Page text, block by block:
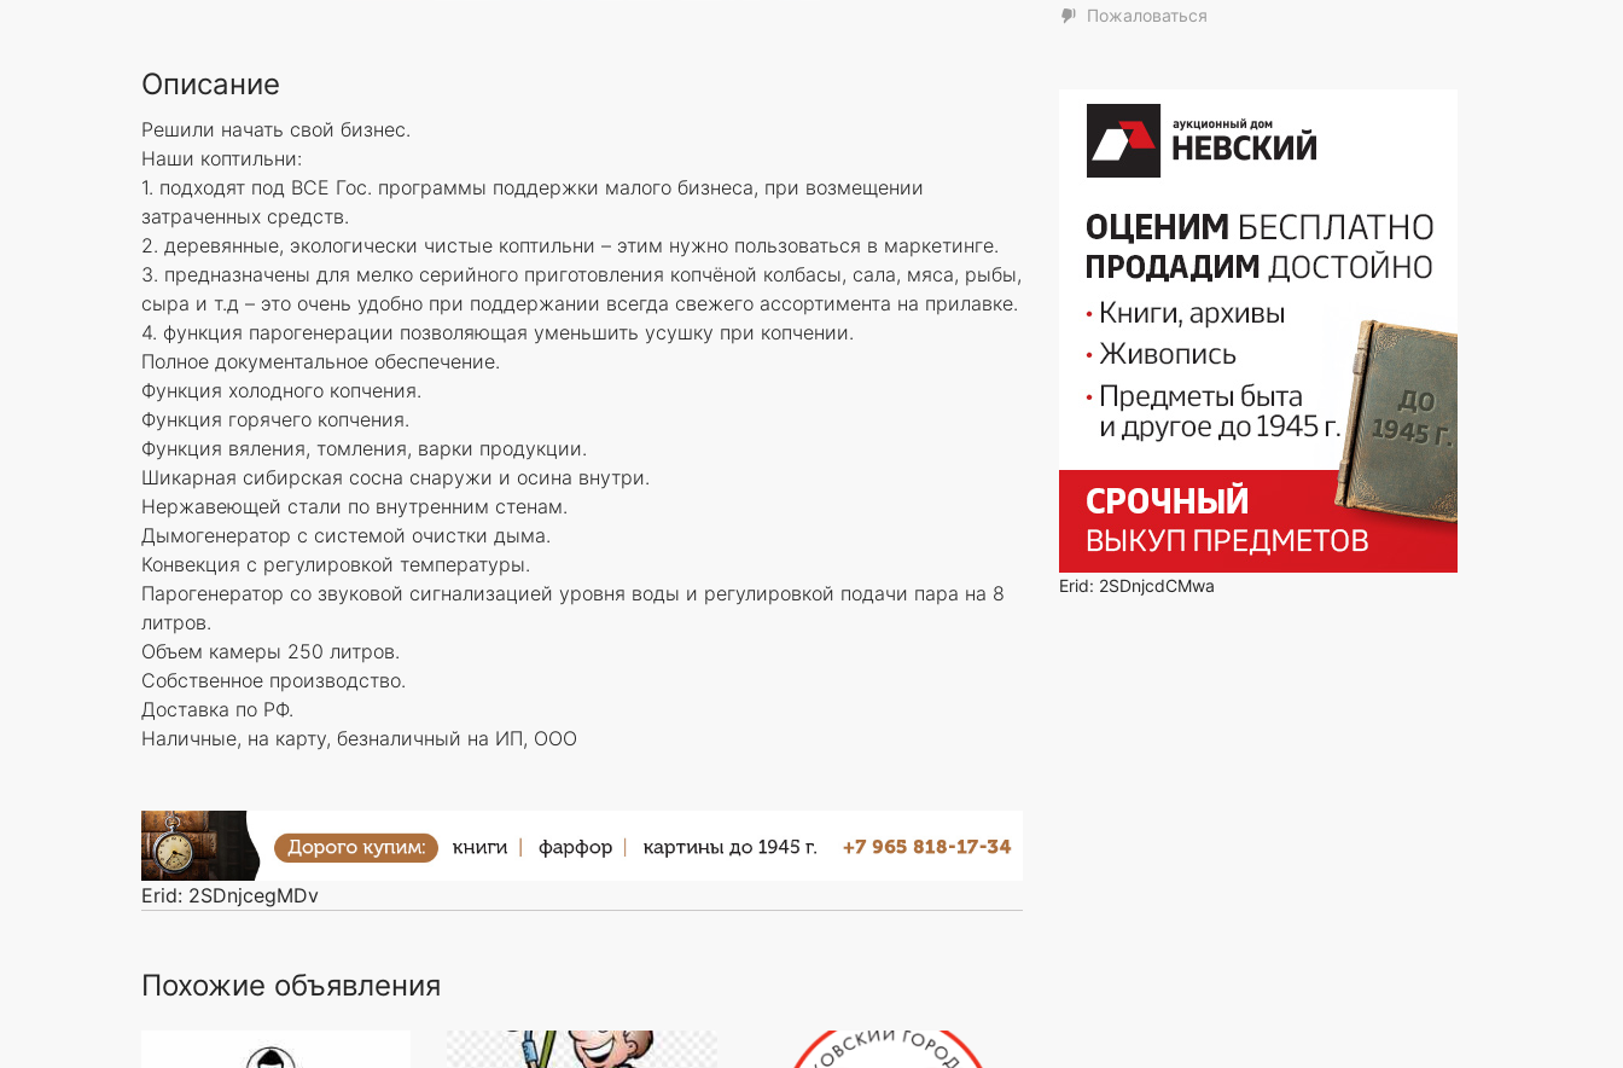
Описание
Решили начать свой бизнес.
Наши коптильни:
1. подходят под ВСЕ Гос. программы поддержки малого бизнеса, при возмещении
затраченных средств.
2. деревянные, экологически чистые коптильни – этим нужно пользоваться в маркетинге.
3. предназначены для мелко серийного приготовления копчёной колбасы, сала, мяса, рыбы,
сыра и т.д – это очень удобно при поддержании всегда свежего ассортимента на прилавке.
4. функция парогенерации позволяющая уменьшить усушку при копчении.
Полное документальное обеспечение.
Функция холодного копчения.
Функция горячего копчения.
Функция вяления, томления, варки продукции.
Шикарная сибирская сосна снаружи и осина внутри.
Нержавеющей стали по внутренним стенам.
Дымогенератор с системой очистки дыма.
Конвекция с регулировкой температуры.
Парогенератор со звуковой сигнализацией уровня воды и регулировкой подачи пара на 8
литров.
Объем камеры 250 литров.
Собственное производство.
Доставка по РФ.
Наличные, на карту, безналичный на ИП, ООО
Erid: 2SDnjcegMDv
Похожие объявления
Пожаловаться
Erid: 2SDnjcdCMwa